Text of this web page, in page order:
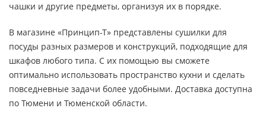
чашки и другие предметы, организуя их в порядке.
В магазине «Принцип-Т» представлены сушилки для
посуды разных размеров и конструкций, подходящие для
шкафов любого типа. С их помощью вы сможете
оптимально использовать пространство кухни и сделать
повседневные задачи более удобными. Доставка доступна
по Тюмени и Тюменской области.